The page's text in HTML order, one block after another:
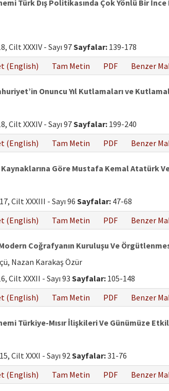
Türk Dış Politikasında Çok Yönlü Bir
Cilt XXXIV - Sayı 97Sayfalar: 139-178
(English) Tam Metin PDF Benzer
Onuncu Yıl Kutlamaları ve
Cilt XXXIV - Sayı 97Sayfalar: 199-240
(English) Tam Metin PDF Benzer
Göre Mustafa Kemal Atatürk
Cilt XXXIII - Sayı 96 Sayfalar: 47-68
(English) Tam Metin PDF Benzer
Coğrafyanın Kuruluşu Ve
Nazan Karakaş Özür
Cilt XXXII - Sayı 93Sayfalar: 105-148
(English) Tam Metin PDF Benzer
Türkiye-Mısır İlişkileri Ve Günümüze
Cilt XXXI - Sayı 92Sayfalar:31-76
(English) Tam Metin PDF Benzer